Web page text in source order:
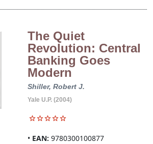
The Quiet
Revolution: Central
Banking Goes
Modern
Shiller, Robert J.
Yale U.P. (2004)
EAN: 9780300100877